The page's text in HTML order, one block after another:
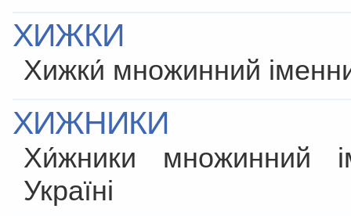
ХИЖКИ
Хижки́ множинний
ХИЖНИКИ
Хи́жники множинний
Україні